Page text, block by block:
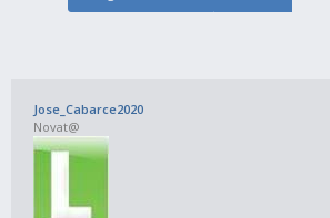
Jose_Cabarce2020
Novat@